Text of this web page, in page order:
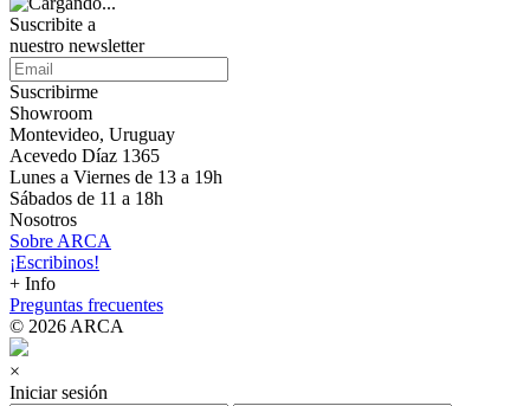
Suscribite a
nuestro newsletter
Suscribirme
Showroom
Montevideo, Uruguay
Acevedo Díaz 1365
Lunes a Viernes de 13 a 19h
Sábados de 11 a 18h
Nosotros
Sobre ARCA
¡Escribinos!
+ Info
Preguntas frecuentes
© 2026 ARCA
×
Iniciar sesión